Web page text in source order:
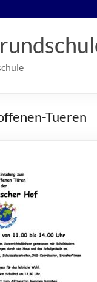
Tueren